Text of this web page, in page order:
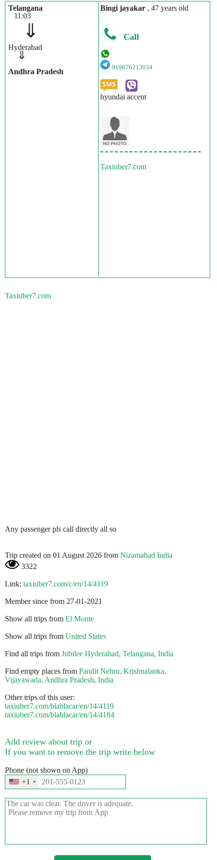
Telangana
11:03
⇓
Hyderabad
⇓
Andhra Pradesh
Bingi jayakar , 47 years old
Call
919676213034
hyundai accent
Taxiuber7.com
Taxiuber7.com
Any passenger pls call directly all so
Trip created on 01 August 2026 from Nizamabad India
3322
Link: taxiuber7.com/c/en/14/4119
Member since from 27-01-2021
Show all trips from El Monte
Show all trips from United States
Find all trips from Jubilee Hyderabad, Telangana, India
Find empty places from Pandit Nehru, Krishnalanka,
Vijayawada, Andhra Pradesh, India
Other trips of this user:
taxiuber7.com/blablacar/en/14/4119
taxiuber7.com/blablacar/en/14/4184
Add review about trip or
If you want to remove the trip write below
Phone (not shown on App)
+1